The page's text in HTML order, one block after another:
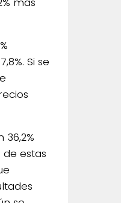
Si se
estas